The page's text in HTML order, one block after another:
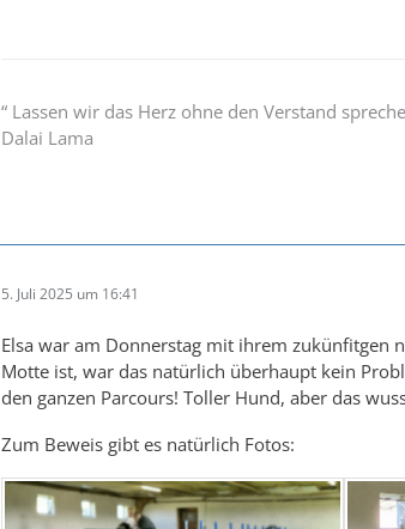
“ Lassen wir das Herz ohne den Verstand
Dalai Lama
5. Juli 2025 um 16:41
Elsa war am Donnerstag mit ihrem zukünfitgen
Motte ist, war das natürlich überhaupt kein
den ganzen Parcours! Toller Hund, aber das
Zum Beweis gibt es natürlich Fotos: